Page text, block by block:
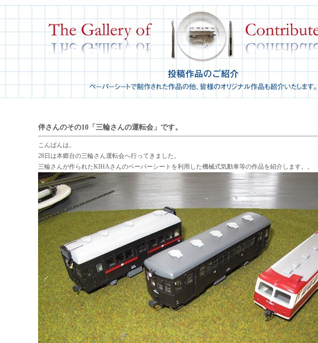
伴さんのその10「三輪さんの運転会」です。
こんばんは。
28日は本郷台の三輪さん運転会へ行ってきました。
三輪さんが作られたKIHAさんのペーパーシートを利用した機械式気動車等の作品を紹介します。。